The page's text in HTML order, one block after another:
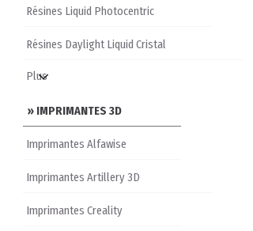
Résines Liquid Photocentric
Résines Daylight Liquid Cristal
» IMPRIMANTES 3D
Imprimantes Alfawise
Imprimantes Artillery 3D
Imprimantes Creality